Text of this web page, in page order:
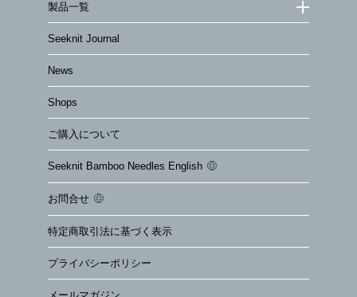
製品一覧
Seeknit Journal
News
Shops
ご購入について
Seeknit Bamboo Needles English
お問合せ
特定商取引法に基づく表示
プライバシーポリシー